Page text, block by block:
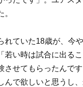
ていた18歳が、今
若い時は試合に出る
させてもらったんで
んで欲しいと思うし